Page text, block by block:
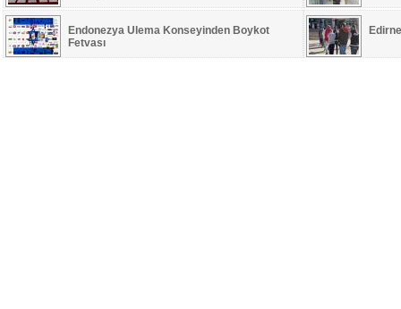
Endonezya Ulema Konseyinden Boykot
Fetvası